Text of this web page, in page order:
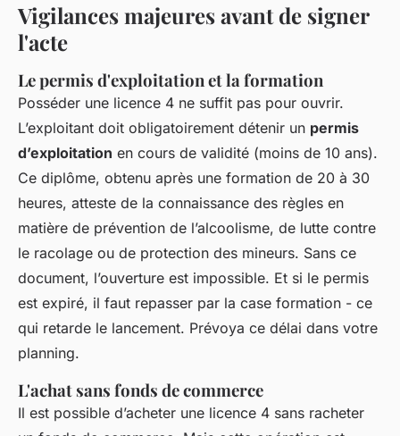
Vigilances majeures avant de signer
l'acte
Le permis d'exploitation et la formation
Posséder une licence 4 ne suffit pas pour ouvrir.
L’exploitant doit obligatoirement détenir un permis
d’exploitation en cours de validité (moins de 10 ans).
Ce diplôme, obtenu après une formation de 20 à 30
heures, atteste de la connaissance des règles en
matière de prévention de l’alcoolisme, de lutte contre
le racolage ou de protection des mineurs. Sans ce
document, l’ouverture est impossible. Et si le permis
est expiré, il faut repasser par la case formation - ce
qui retarde le lancement. Prévoya ce délai dans votre
planning.
L'achat sans fonds de commerce
Il est possible d’acheter une licence 4 sans racheter